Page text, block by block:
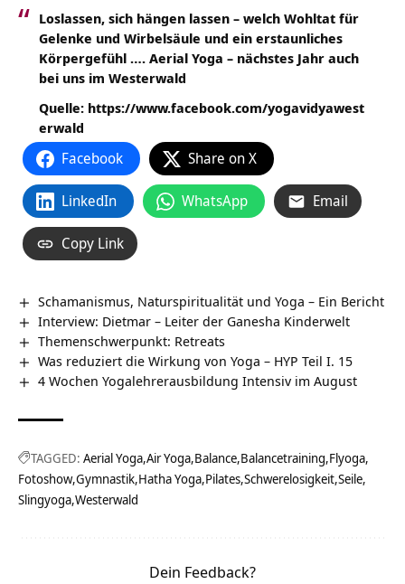
Loslassen, sich hängen lassen – welch Wohltat für
Gelenke und Wirbelsäule und ein erstaunliches
Körpergefühl …. Aerial Yoga – nächstes Jahr auch
bei uns im Westerwald
Quelle: https://www.facebook.com/yogavidyawest
erwald
Facebook Share on X
LinkedIn WhatsApp Email
Copy Link
Schamanismus, Naturspiritualität und Yoga – Ein Bericht
Interview: Dietmar – Leiter der Ganesha Kinderwelt
Themenschwerpunkt: Retreats
Was reduziert die Wirkung von Yoga – HYP Teil I. 15
4 Wochen Yogalehrerausbildung Intensiv im August
TAGGED: Aerial Yoga Air Yoga Balance Balancetraining Flyoga
Fotoshow Gymnastik Hatha Yoga Pilates Schwerelosigkeit Seile
Slingyoga Westerwald
Dein Feedback?